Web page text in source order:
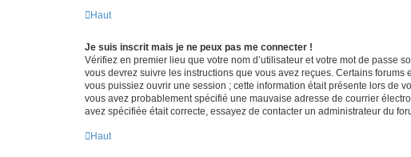
Haut
Je suis inscrit mais je ne peux pas me connecter !
Vérifiez en premier lieu que votre nom d’utilisateur et votre mot de passe
vous devrez suivre les instructions que vous avez reçues. Certains
vous puissiez ouvrir une session ; cette information était présente lors de
vous avez probablement spécifié une mauvaise adresse de courrier
avez spécifiée était correcte, essayez de contacter un administrateur du
Haut